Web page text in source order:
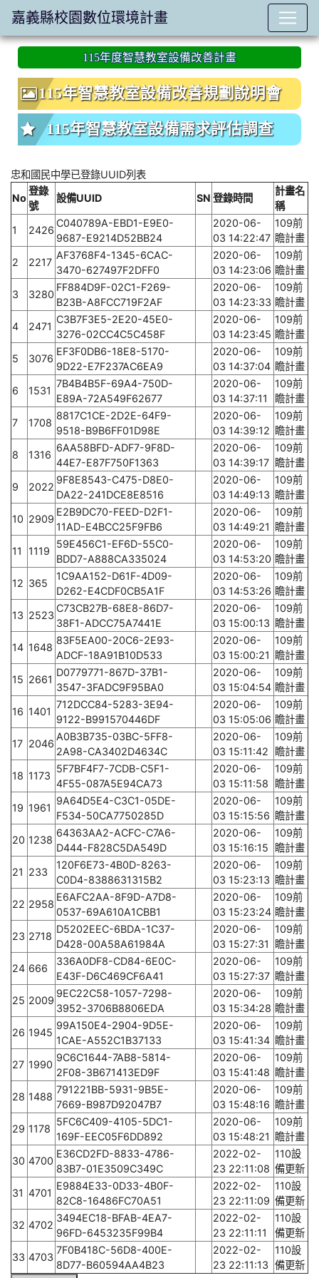
:::
115年度智慧教室設備改善計畫
115年智慧教室設備改善規劃說明會
115年智慧教室設備需求評估調查
忠和國民中學已登錄UUID列表
No
登錄
號
設備UUID SN 登錄時間
計畫名
稱
1
2426
C040789A-EBD1-E9E0-
9687-E9214D52BB24
2020-06-
03 14:22:47
109前
瞻計畫
2
2217
AF3768F4-1345-6CAC-
3470-627497F2DFF0
2020-06-
03 14:23:06
109前
瞻計畫
3
3280
FF884D9F-02C1-F269-
B23B-A8FCC719F2AF
2020-06-
03 14:23:33
109前
瞻計畫
4
2471
C3B7F3E5-2E20-45E0-
3276-02CC4C5C458F
2020-06-
03 14:23:45
109前
瞻計畫
5
3076
EF3F0DB6-18E8-5170-
9D22-E7F237AC6EA9
2020-06-
03 14:37:04
109前
瞻計畫
6
1531
7B4B4B5F-69A4-750D-
E89A-72A549F62677
2020-06-
03 14:37:11
109前
瞻計畫
7
1708
8817C1CE-2D2E-64F9-
9518-B9B6FF01D98E
2020-06-
03 14:39:12
109前
瞻計畫
8
1316
6AA58BFD-ADF7-9F8D-
44E7-E87F750F1363
2020-06-
03 14:39:17
109前
瞻計畫
9
2022
9F8E8543-C475-D8E0-
DA22-241DCE8E8516
2020-06-
03 14:49:13
109前
瞻計畫
10 2909
E2B9DC70-FEED-D2F1-
11AD-E4BCC25F9FB6
2020-06-
03 14:49:21
109前
瞻計畫
11
1119
59E456C1-EF6D-55C0-
BDD7-A888CA335024
2020-06-
03 14:53:20
109前
瞻計畫
12 365
1C9AA152-D61F-4D09-
D262-E4CDF0CB5A1F
2020-06-
03 14:53:26
109前
瞻計畫
13 2523
C73CB27B-68E8-86D7-
38F1-ADCC75A7441E
2020-06-
03 15:00:13
109前
瞻計畫
14 1648
83F5EA00-20C6-2E93-
ADCF-18A91B10D533
2020-06-
03 15:00:21
109前
瞻計畫
15 2661
D0779771-867D-37B1-
3547-3FADC9F95BA0
2020-06-
03 15:04:54
109前
瞻計畫
16 1401
712DCC84-5283-3E94-
9122-B991570446DF
2020-06-
03 15:05:06
109前
瞻計畫
17 2046
A0B3B735-03BC-5FF8-
2A98-CA3402D4634C
2020-06-
03 15:11:42
109前
瞻計畫
18 1173
5F7BF4F7-7CDB-C5F1-
4F55-087A5E94CA73
2020-06-
03 15:11:58
109前
瞻計畫
19 1961
9A64D5E4-C3C1-05DE-
F534-50CA7750285D
2020-06-
03 15:15:56
109前
瞻計畫
20 1238
64363AA2-ACFC-C7A6-
D444-F828C5DA549D
2020-06-
03 15:16:15
109前
瞻計畫
21 233
120F6E73-4B0D-8263-
C0D4-8388631315B2
2020-06-
03 15:23:13
109前
瞻計畫
22 2958
E6AFC2AA-8F9D-A7D8-
0537-69A610A1CBB1
2020-06-
03 15:23:24
109前
瞻計畫
23 2718
D5202EEC-6BDA-1C37-
D428-00A58A61984A
2020-06-
03 15:27:31
109前
瞻計畫
24 666
336A0DF8-CD84-6E0C-
E43F-D6C469CF6A41
2020-06-
03 15:27:37
109前
瞻計畫
25 2009
9EC22C58-1057-7298-
3952-3706B8806EDA
2020-06-
03 15:34:28
109前
瞻計畫
26 1945
99A150E4-2904-9D5E-
1CAE-A552C1B37133
2020-06-
03 15:41:34
109前
瞻計畫
27 1990
9C6C1644-7AB8-5814-
2F08-3B671413ED9F
2020-06-
03 15:41:48
109前
瞻計畫
28 1488
791221BB-5931-9B5E-
7669-B987D92047B7
2020-06-
03 15:48:16
109前
瞻計畫
29 1178
5FC6C409-4105-5DC1-
169F-EEC05F6DD892
2020-06-
03 15:48:21
109前
瞻計畫
30 4700
E36CD2FD-8833-4786-
83B7-01E3509C349C
2022-02-
23 22:11:08
110設
備更新
31 4701
E9884E33-0D33-4B0F-
82C8-16486FC70A51
2022-02-
23 22:11:09
110設
備更新
32 4702
3494EC18-BFAB-4EA7-
96FD-6453235F99B4
2022-02-
23 22:11:11
110設
備更新
33 4703
7F0B418C-56D8-400E-
8D77-B60594AA4B23
2022-02-
23 22:11:13
110設
備更新
嘉義縣校園數位環境計畫